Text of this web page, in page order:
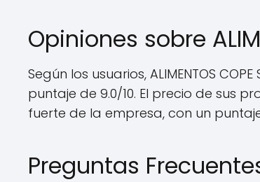
Opiniones sobre
Según los usuarios, ALIMENTOS
puntaje de 9.0/10. El precio de sus
fuerte de la empresa, con un
Preguntas